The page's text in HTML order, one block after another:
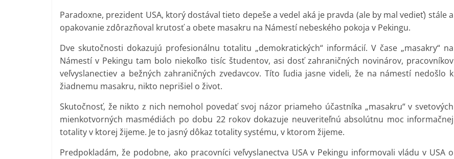
Paradoxne, prezident USA, ktorý dostával tieto depeše a vedel aká je pravda (ale by mal vedieť) stále a
opakovanie zdôrazňoval krutosť a obete masakru na Námestí nebeského pokoja v Pekingu.
Dve skutočnosti dokazujú profesionálnu totalitu „demokratických“ informácií. V čase „masakry“ na
Námestí v Pekingu tam bolo niekoľko tisíc študentov, asi dosť zahraničných novinárov, pracovníkov
veľvyslanectiev a bežných zahraničných zvedavcov. Títo ľudia jasne videli, že na námestí nedošlo k
žiadnemu masakru, nikto neprišiel o život.
Skutočnosť, že nikto z nich nemohol povedať svoj názor priameho účastníka „masakru“ v svetových
mienkotvorných masmédiách po dobu 22 rokov dokazuje neuveriteľnú absolútnu moc informačnej
totality v ktorej žijeme. Je to jasný dôkaz totality systému, v ktorom žijeme.
Predpokladám, že podobne, ako pracovníci veľvyslanectva USA v Pekingu informovali vládu v USA o